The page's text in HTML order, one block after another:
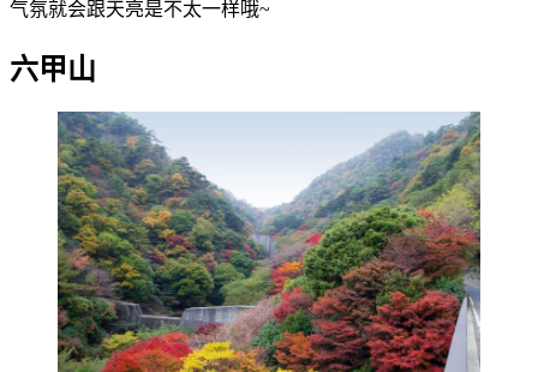
气氛就会跟天亮是不太一样哦~
六甲山